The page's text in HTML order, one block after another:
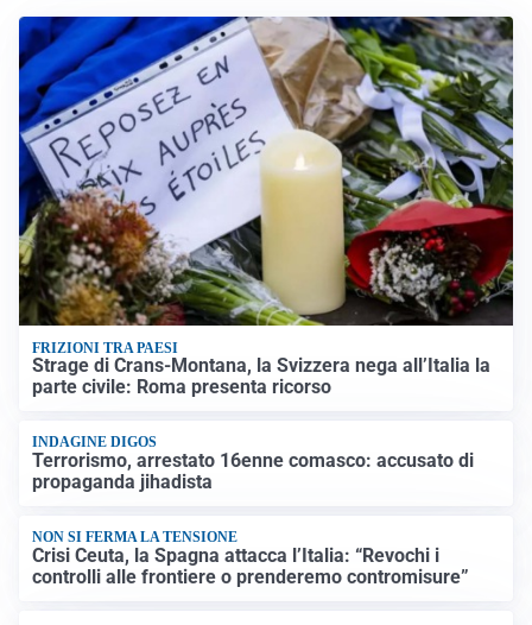
FRIZIONI TRA PAESI
Strage di Crans-Montana, la Svizzera nega all’Italia la
parte civile: Roma presenta ricorso
INDAGINE DIGOS
Terrorismo, arrestato 16enne comasco: accusato di
propaganda jihadista
NON SI FERMA LA TENSIONE
Crisi Ceuta, la Spagna attacca l’Italia: “Revochi i
controlli alle frontiere o prenderemo contromisure”